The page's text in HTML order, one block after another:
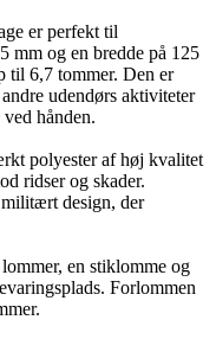
er perfekt til
mm og en bredde på 125
til 6,7 tommer. Den er
udendørs aktiviteter
hånden.
polyester af høj kvalitet
ridser og skader.
design, der
en stiklomme og
Forlommen